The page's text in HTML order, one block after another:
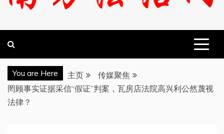
You are Here 主页
传媒聚焦
罔顾事实证据采信“假证”判案，瓦房店法院高兴利公然蔑视
法律？